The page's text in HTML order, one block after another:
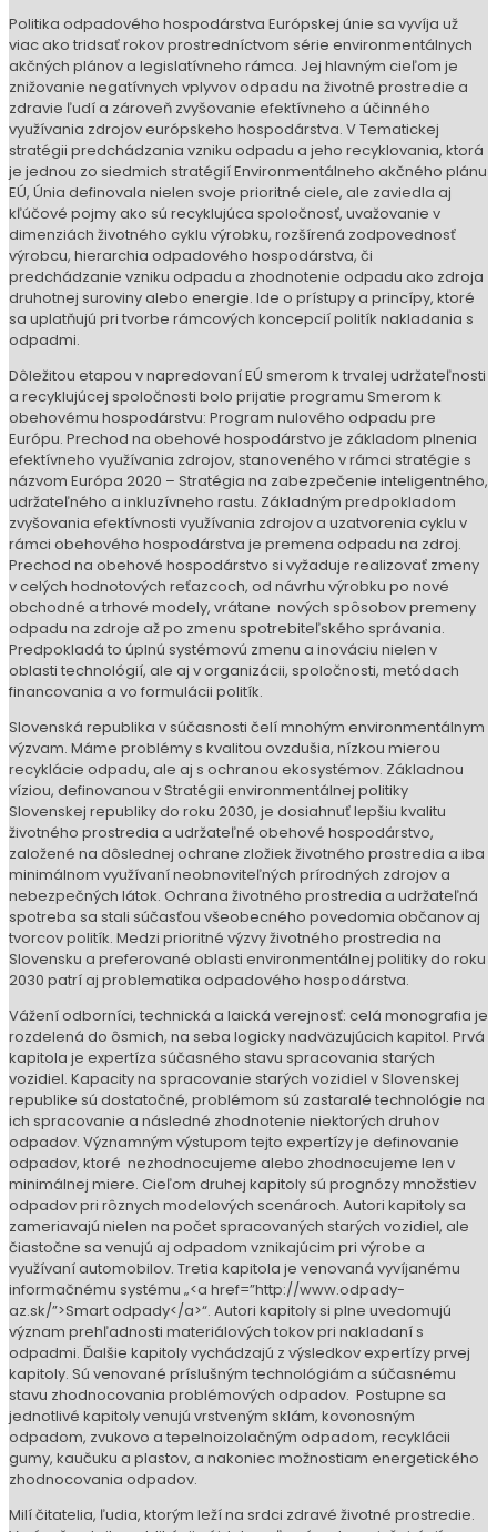
Politika odpadového hospodárstva Európskej únie sa vyvíja už
viac ako tridsať rokov prostredníctvom série environmentálnych
akčných plánov a legislatívneho rámca. Jej hlavným cieľom je
znižovanie negatívnych vplyvov odpadu na životné prostredie a
zdravie ľudí a zároveň zvyšovanie efektívneho a účinného
využívania zdrojov európskeho hospodárstva. V Tematickej
stratégii predchádzania vzniku odpadu a jeho recyklovania, ktorá
je jednou zo siedmich stratégií Environmentálneho akčného plánu
EÚ, Únia definovala nielen svoje prioritné ciele, ale zaviedla aj
kľúčové pojmy ako sú recyklujúca spoločnosť, uvažovanie v
dimenziách životného cyklu výrobku, rozšírená zodpovednosť
výrobcu, hierarchia odpadového hospodárstva, či
predchádzanie vzniku odpadu a zhodnotenie odpadu ako zdroja
druhotnej suroviny alebo energie. Ide o prístupy a princípy, ktoré
sa uplatňujú pri tvorbe rámcových koncepcií politík nakladania s
odpadmi.
Dôležitou etapou v napredovaní EÚ smerom k trvalej udržateľnosti
a recyklujúcej spoločnosti bolo prijatie programu Smerom k
obehovému hospodárstvu: Program nulového odpadu pre
Európu. Prechod na obehové hospodárstvo je základom plnenia
efektívneho využívania zdrojov, stanoveného v rámci stratégie s
názvom Európa 2020 – Stratégia na zabezpečenie inteligentného,
udržateľného a inkluzívneho rastu. Základným predpokladom
zvyšovania efektívnosti využívania zdrojov a uzatvorenia cyklu v
rámci obehového hospodárstva je premena odpadu na zdroj.
Prechod na obehové hospodárstvo si vyžaduje realizovať zmeny
v celých hodnotových reťazcoch, od návrhu výrobku po nové
obchodné a trhové modely, vrátane nových spôsobov premeny
odpadu na zdroje až po zmenu spotrebiteľského správania.
Predpokladá to úplnú systémovú zmenu a inováciu nielen v
oblasti technológií, ale aj v organizácii, spoločnosti, metódach
financovania a vo formulácii politík.
Slovenská republika v súčasnosti čelí mnohým environmentálnym
výzvam. Máme problémy s kvalitou ovzdušia, nízkou mierou
recyklácie odpadu, ale aj s ochranou ekosystémov. Základnou
víziou, definovanou v Stratégii environmentálnej politiky
Slovenskej republiky do roku 2030, je dosiahnuť lepšiu kvalitu
životného prostredia a udržateľné obehové hospodárstvo,
založené na dôslednej ochrane zložiek životného prostredia a iba
minimálnom využívaní neobnoviteľných prírodných zdrojov a
nebezpečných látok. Ochrana životného prostredia a udržateľná
spotreba sa stali súčasťou všeobecného povedomia občanov aj
tvorcov politík. Medzi prioritné výzvy životného prostredia na
Slovensku a preferované oblasti environmentálnej politiky do roku
2030 patrí aj problematika odpadového hospodárstva.
Vážení odborníci, technická a laická verejnosť: celá monografia je
rozdelená do ôsmich, na seba logicky nadväzujúcich kapitol. Prvá
kapitola je expertíza súčasného stavu spracovania starých
vozidiel. Kapacity na spracovanie starých vozidiel v Slovenskej
republike sú dostatočné, problémom sú zastaralé technológie na
ich spracovanie a následné zhodnotenie niektorých druhov
odpadov. Významným výstupom tejto expertízy je definovanie
odpadov, ktoré nezhodnocujeme alebo zhodnocujeme len v
minimálnej miere. Cieľom druhej kapitoly sú prognózy množstiev
odpadov pri rôznych modelových scenároch. Autori kapitoly sa
zameriavajú nielen na počet spracovaných starých vozidiel, ale
čiastočne sa venujú aj odpadom vznikajúcim pri výrobe a
využívaní automobilov. Tretia kapitola je venovaná vyvíjanému
informačnému systému „<a href=”http://www.odpady-
az.sk/”>Smart odpady</a>“. Autori kapitoly si plne uvedomujú
význam prehľadnosti materiálových tokov pri nakladaní s
odpadmi. Ďalšie kapitoly vychádzajú z výsledkov expertízy prvej
kapitoly. Sú venované príslušným technológiám a súčasnému
stavu zhodnocovania problémových odpadov. Postupne sa
jednotlivé kapitoly venujú vrstveným sklám, kovonosným
odpadom, zvukovo a tepelnoizolačným odpadom, recyklácii
gumy, kaučuku a plastov, a nakoniec možnostiam energetického
zhodnocovania odpadov.
Milí čitatelia, ľudia, ktorým leží na srdci zdravé životné prostredie.